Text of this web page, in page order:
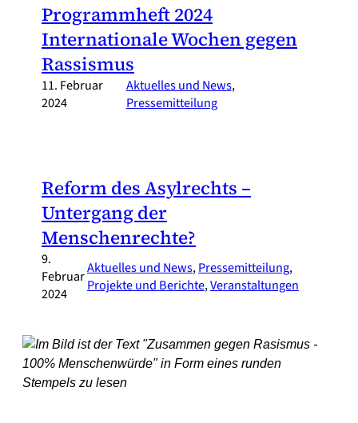
Programmheft 2024
Internationale Wochen gegen
Rassismus
11. Februar
2024
Aktuelles und News,
Pressemitteilung
Reform des Asylrechts –
Untergang der
Menschenrechte?
9.
Februar
2024
Aktuelles und News, Pressemitteilung,
Projekte und Berichte, Veranstaltungen